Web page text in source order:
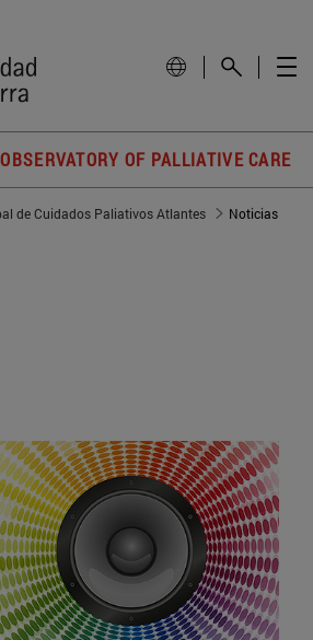
OF PALLIATIVE CARE
de Cuidados Paliativos Atlantes Noticias